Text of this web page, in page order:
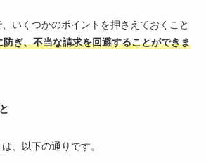
いくつかのポイントを押さえておくこと
ぎ、不当な請求を回避することができま
、以下の通りです。